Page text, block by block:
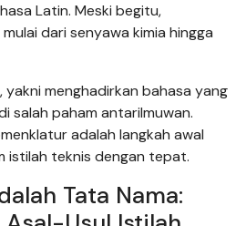
Latin. Meski begitu,
dari senyawa kimia hingga
menghadirkan bahasa yang
salah paham antarilmuwan.
adalah langkah awal
istilah teknis dengan tepat.
Tata Nama: